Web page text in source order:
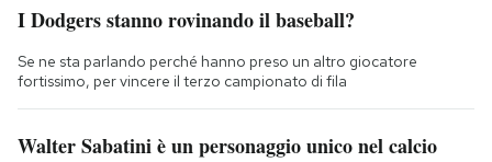
I Dodgers stanno rovinando il baseball?
Se ne sta parlando perché hanno preso un altro giocatore
fortissimo, per vincere il terzo campionato di fila
Walter Sabatini è un personaggio unico nel calcio